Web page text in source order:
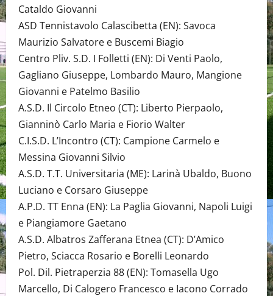
Cataldo Giovanni
ASD Tennistavolo Calascibetta (EN): Savoca
Maurizio Salvatore e Buscemi Biagio
Centro Pliv. S.D. I Folletti (EN): Di Venti Paolo,
Gagliano Giuseppe, Lombardo Mauro, Mangione
Giovanni e Patelmo Basilio
A.S.D. Il Circolo Etneo (CT): Liberto Pierpaolo,
Gianninò Carlo Maria e Fiorio Walter
C.I.S.D. L’Incontro (CT): Campione Carmelo e
Messina Giovanni Silvio
A.S.D. T.T. Universitaria (ME): Larinà Ubaldo, Buono
Luciano e Corsaro Giuseppe
A.P.D. TT Enna (EN): La Paglia Giovanni, Napoli Luigi
e Piangiamore Gaetano
A.S.D. Albatros Zafferana Etnea (CT): D’Amico
Pietro, Sciacca Rosario e Borelli Leonardo
Pol. Dil. Pietraperzia 88 (EN): Tomasella Ugo
Marcello, Di Calogero Francesco e Iacono Corrado